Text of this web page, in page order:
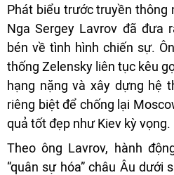
Phát biểu trước truyền thông
Nga Sergey Lavrov đã đưa
bén về tình hình chiến sự.
thống Zelensky liên tục kêu
hạng nặng và xây dựng hệ
riêng biệt để chống lại
quả tốt đẹp như Kiev kỳ vọng.
Theo ông Lavrov, hành
“quân sự hóa” châu Âu dưới